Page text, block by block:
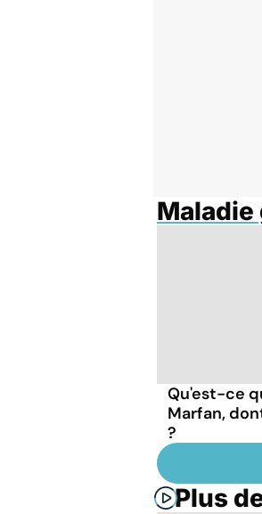
Qu'est-ce
Marfan,
?
Plus